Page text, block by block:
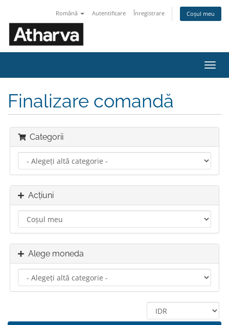
Română Autentificare Înregistrare Coșul meu
Finalizare comandă
Categorii
Acțiuni
Alege moneda